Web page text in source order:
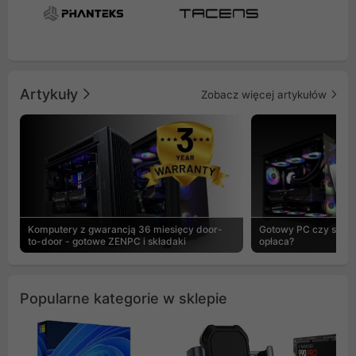
Artykuły Zobacz więcej artykułów
Komputery z gwarancją 36 miesięcy door-
to-door - gotowe ZENPC i składaki
Gotowy PC czy
opłaca?
Popularne kategorie w sklepie